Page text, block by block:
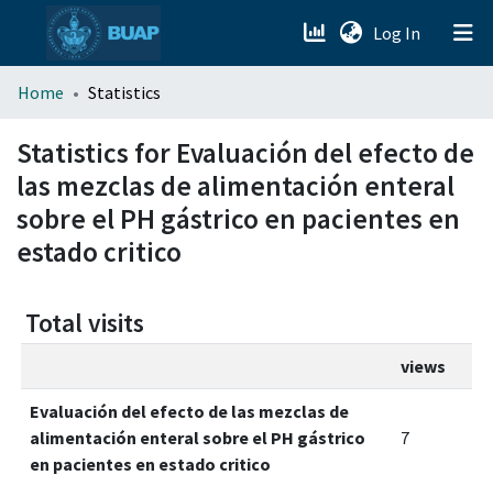
Log In (current)
menu.section.about_menu
All of DSpace
Home Statistics
Statistics for Evaluación del efecto de
las mezclas de alimentación enteral
sobre el PH gástrico en pacientes en
estado critico
Total visits
views
Evaluación del efecto de las mezclas de
alimentación enteral sobre el PH gástrico
en pacientes en estado critico
7